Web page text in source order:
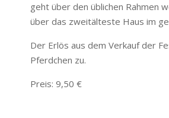
geht über den üblichen Rahmen
über das zweitälteste Haus im
Der Erlös aus dem Verkauf der
Pferdchen zu.
Preis: 9,50 €